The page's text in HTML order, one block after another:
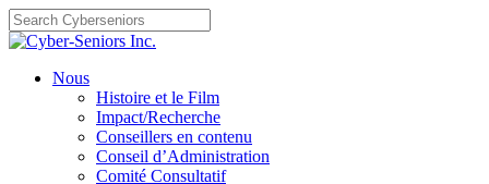
Skip
to
content
Nous
Histoire et le Film
Impact/Recherche
Conseillers en contenu
Conseil d’Administration
Comité Consultatif